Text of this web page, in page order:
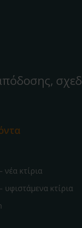
νέα κτίρια
υφιστάμενα κτίρια